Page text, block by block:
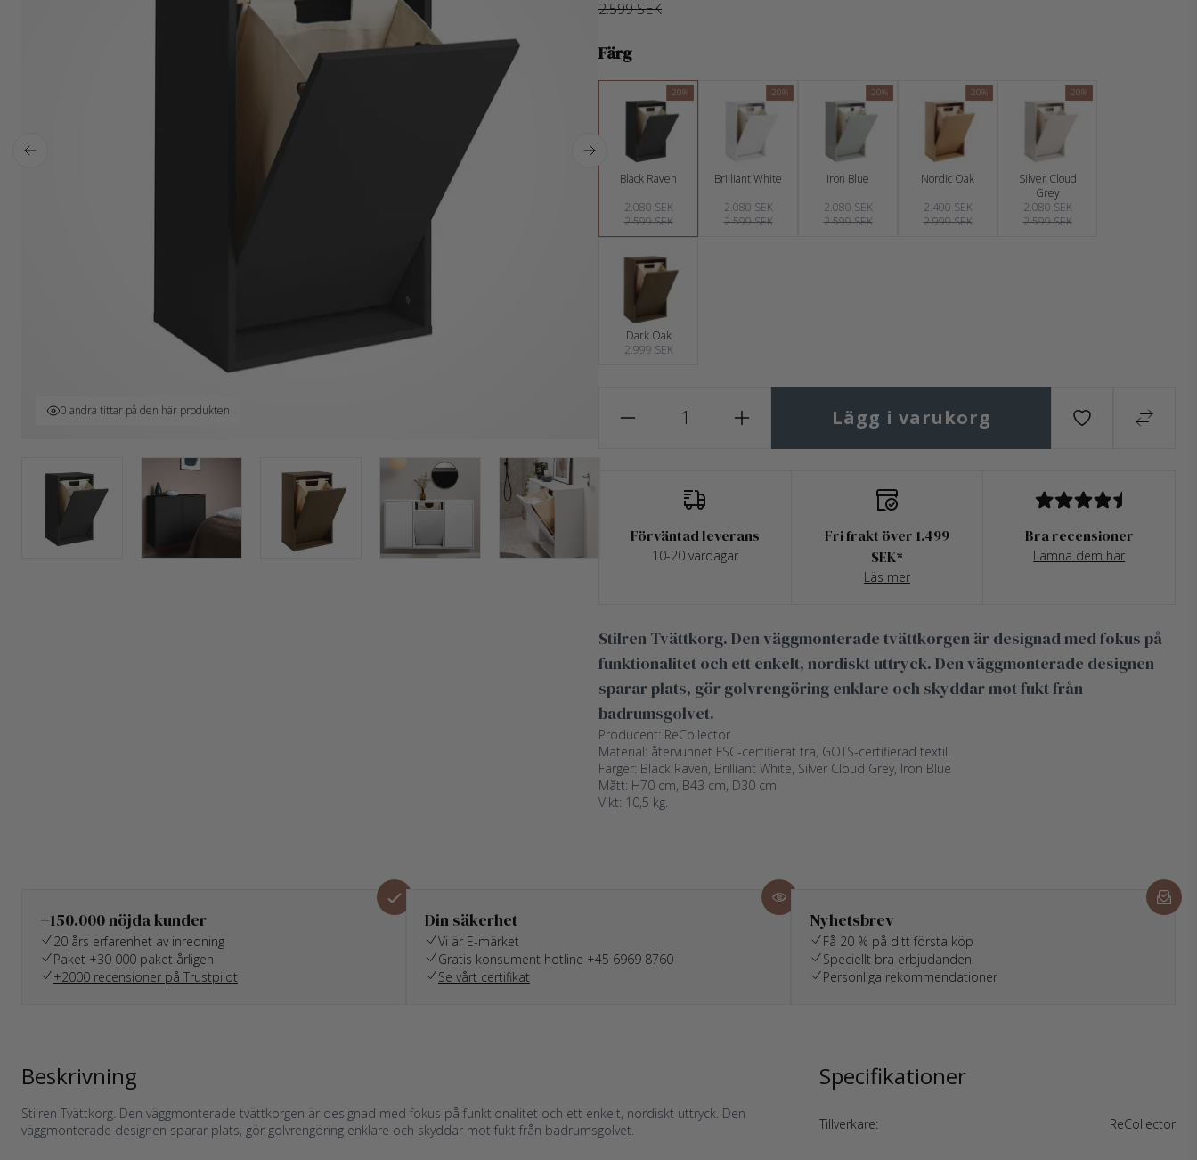
0 andra tittar på den här produkten
2.599 SEK
Färg
20%
Black Raven
2.080 SEK
2.599 SEK
20%
Brilliant White
2.080 SEK
2.599 SEK
20%
Iron Blue
2.080 SEK
2.599 SEK
20%
Nordic Oak
2.400 SEK
2.999 SEK
20%
Silver Cloud
Grey
2.080 SEK
2.599 SEK
Dark Oak
2.999 SEK
Lägg i varukorg
Förväntad leverans
10-20 vardagar
Fri frakt över 1.499
SEK*
Läs mer
Bra recensioner
Lämna dem här
Stilren Tvättkorg. Den väggmonterade tvättkorgen är designad med fokus på
funktionalitet och ett enkelt, nordiskt uttryck. Den väggmonterade designen
sparar plats, gör golvrengöring enklare och skyddar mot fukt från
badrumsgolvet.
Producent: ReCollector
Material: återvunnet FSC-certifierat trä, GOTS-certifierad textil.
Färger: Black Raven, Brilliant White, Silver Cloud Grey, Iron Blue
Mått: H70 cm, B43 cm, D30 cm
Vikt: 10,5 kg.
+150.000 nöjda kunder
20 års erfarenhet av inredning
Paket +30 000 paket årligen
+2000 recensioner på Trustpilot
Din säkerhet
Vi är E-märket
Gratis konsument hotline +45 6969 8760
Se vårt certifikat
Nyhetsbrev
Få 20 % på ditt första köp
Speciellt bra erbjudanden
Personliga rekommendationer
Beskrivning
Stilren Tvättkorg. Den väggmonterade tvättkorgen är designad med fokus på funktionalitet och ett enkelt, nordiskt uttryck. Den
väggmonterade designen sparar plats, gör golvrengöring enklare och skyddar mot fukt från badrumsgolvet.
Specifikationer
Tillverkare: ReCollector